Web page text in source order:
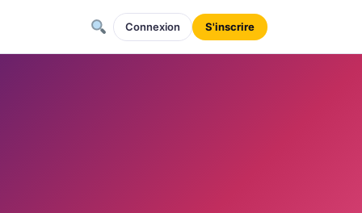
Connexion S'inscrire